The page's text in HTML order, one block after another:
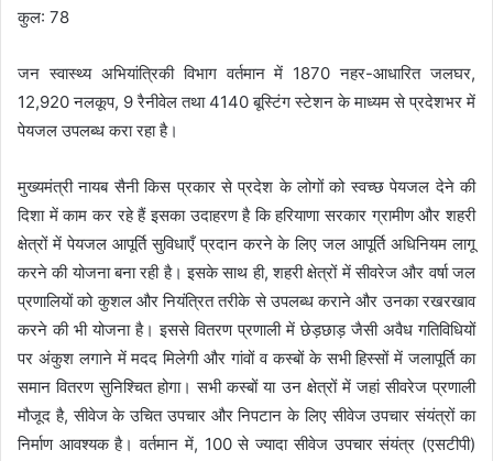
कुल: 78
जन स्वास्थ्य अभियांत्रिकी विभाग वर्तमान में 1870 नहर-आधारित जलघर,
12,920 नलकूप, 9 रैनीवेल तथा 4140 बूस्टिंग स्टेशन के माध्यम से प्रदेशभर में
पेयजल उपलब्ध करा रहा है।
मुख्यमंत्री नायब सैनी किस प्रकार से प्रदेश के लोगों को स्वच्छ पेयजल देने की
दिशा में काम कर रहे हैं इसका उदाहरण है कि हरियाणा सरकार ग्रामीण और शहरी
क्षेत्रों में पेयजल आपूर्ति सुविधाएँ प्रदान करने के लिए जल आपूर्ति अधिनियम लागू
करने की योजना बना रही है। इसके साथ ही, शहरी क्षेत्रों में सीवरेज और वर्षा जल
प्रणालियों को कुशल और नियंत्रित तरीके से उपलब्ध कराने और उनका रखरखाव
करने की भी योजना है। इससे वितरण प्रणाली में छेड़छाड़ जैसी अवैध गतिविधियों
पर अंकुश लगाने में मदद मिलेगी और गांवों व कस्बों के सभी हिस्सों में जलापूर्ति का
समान वितरण सुनिश्चित होगा। सभी कस्बों या उन क्षेत्रों में जहां सीवरेज प्रणाली
मौजूद है, सीवेज के उचित उपचार और निपटान के लिए सीवेज उपचार संयंत्रों का
निर्माण आवश्यक है। वर्तमान में, 100 से ज्यादा सीवेज उपचार संयंत्र (एसटीपी)